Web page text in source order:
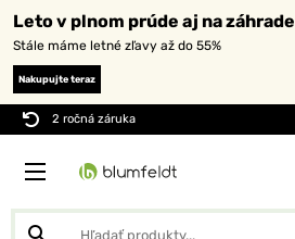
Leto v plnom prúde aj na záhrade
Stále máme letné zľavy až do 55%
Nakupujte teraz
2 ročná záruka